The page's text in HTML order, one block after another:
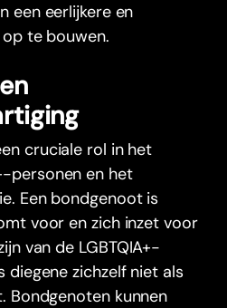
een eerlijkere en
te bouwen.
cruciale rol in het
personen en het
Een bondgenoot is
voor en zich inzet voor
van de LGBTQIA+-
diegene zichzelf niet als
Bondgenoten kunnen